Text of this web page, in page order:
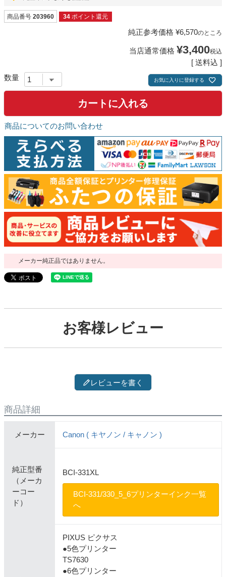
商品番号 203960 34 ポイント還元
純正参考価格 ¥6,570のところ
当店通常価格 ¥3,400税込
送料込
お気に入りに登録する
カートに入れる
商品についてのお問い合わせ
メーカー純正品ではありません。
お客様レビュー
レビューを書く
商品詳細
メーカー Canon ( キヤノン / キャノン )
純正型番
（メーカ
ーコー
ド）
BCI-331XL
BCI-331/330_5_6プリンターインク一覧
へ
PIXUS ピクサス
●5色プリンター
TS7630
●6色プリンター